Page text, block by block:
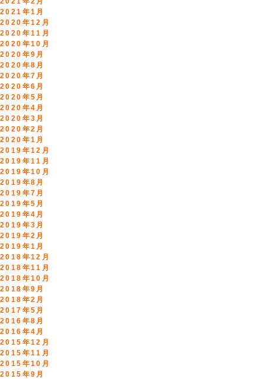
2021年1月
2020年12月
2020年11月
2020年10月
2020年9月
2020年8月
2020年7月
2020年6月
2020年5月
2020年4月
2020年3月
2020年2月
2020年1月
2019年12月
2019年11月
2019年10月
2019年8月
2019年7月
2019年5月
2019年4月
2019年3月
2019年2月
2019年1月
2018年12月
2018年11月
2018年10月
2018年9月
2018年2月
2017年5月
2016年8月
2016年4月
2015年12月
2015年11月
2015年10月
2015年9月